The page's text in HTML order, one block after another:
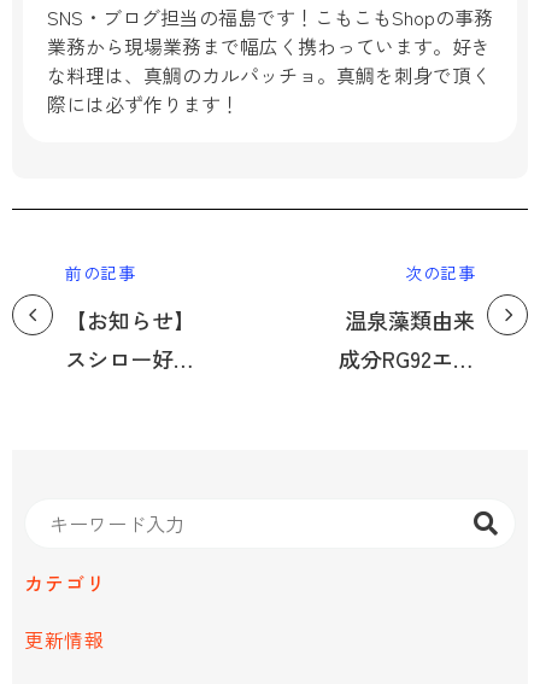
SNS・ブログ担当の福島です！こもこもShopの事務
業務から現場業務まで幅広く携わっています。好き
な料理は、真鯛のカルパッチョ。真鯛を刺身で頂く
際には必ず作ります！
前の記事
【お知らせ】
スシロー好き
次の記事
温泉藻類由来
成分RG92エキ
カテゴリ
更新情報